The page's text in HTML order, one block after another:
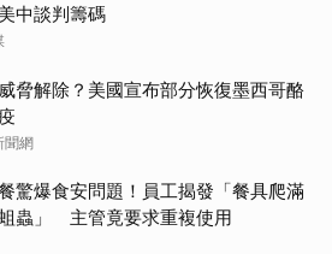
中談判籌碼
脅解除？美國宣布部分恢復墨西哥酪
聞網
驚爆食安問題！員工揭發「餐具爬滿
蟲」 主管竟要求重複使用